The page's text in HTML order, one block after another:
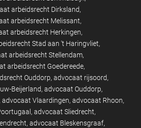
arbeidsrecht Dirksland
arbeidsrecht Melissant
arbeidsrecht Herkingen
Stad aan 't Haringvliet
arbeidsrecht Stellendam
arbeidsrecht Goedereede
Ouddorp advocaat rijsoord
Beijerland advocaat Ouddorp
advocaat Vlaardingen advocaat Rhoon
advocaat Sliedrecht
advocaat Bleskensgraaf